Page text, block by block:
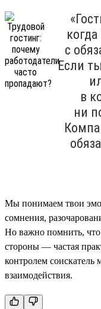
с
Если
в
ни
Мы понимаем твои
сомнения,
Но важно помнить,
стороны — частая
контролем
взаимодействия.